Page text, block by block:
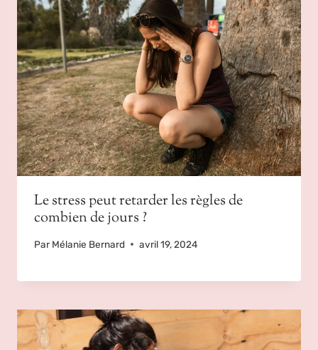
Le stress peut retarder les règles de
combien de jours ?
Par Mélanie Bernard avril 19, 2024